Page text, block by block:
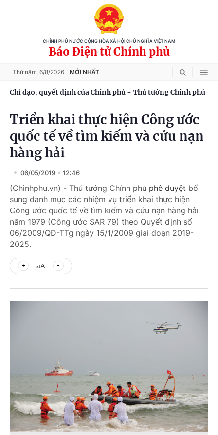
CHÍNH PHỦ NƯỚC CỘNG HÒA XÃ HỘI CHỦ NGHĨA VIỆT NAM
Báo Điện tử Chính phủ
Thứ năm, 6/8/2026 MỚI NHẤT
Chỉ đạo, quyết định của Chính phủ - Thủ tướng Chính phủ
Triển khai thực hiện Công ước
quốc tế về tìm kiếm và cứu nạn
hàng hải
06/05/2019 12:46
(Chinhphu.vn) - Thủ tướng Chính phủ phê duyệt bổ
sung danh mục các nhiệm vụ triển khai thực hiện
Công ước quốc tế về tìm kiếm và cứu nạn hàng hải
năm 1979 (Công ước SAR 79) theo Quyết định số
06/2009/QĐ-TTg ngày 15/1/2009 giai đoạn 2019-
2025.
aA